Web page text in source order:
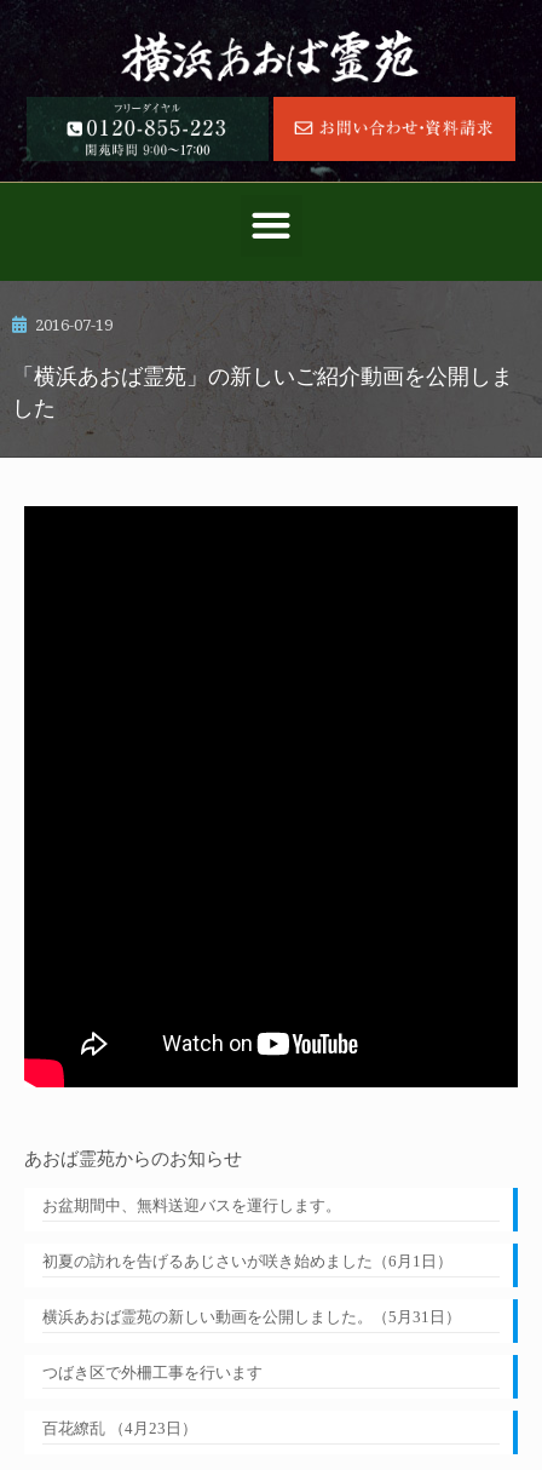
2016-07-19
「横浜あおば霊苑」の新しいご紹介動画を公開しま
した
あおば霊苑からのお知らせ
お盆期間中、無料送迎バスを運行します。
初夏の訪れを告げるあじさいが咲き始めました（6月1日）
横浜あおば霊苑の新しい動画を公開しました。（5月31日）
つばき区で外柵工事を行います
百花繚乱 （4月23日）